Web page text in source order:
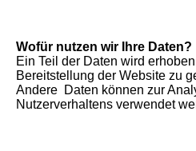
Wofür nutzen wir Ihre Daten?
Ein Teil der Daten wird
Bereitstellung der Website zu
Andere Daten können zur
Nutzerverhaltens verwendet